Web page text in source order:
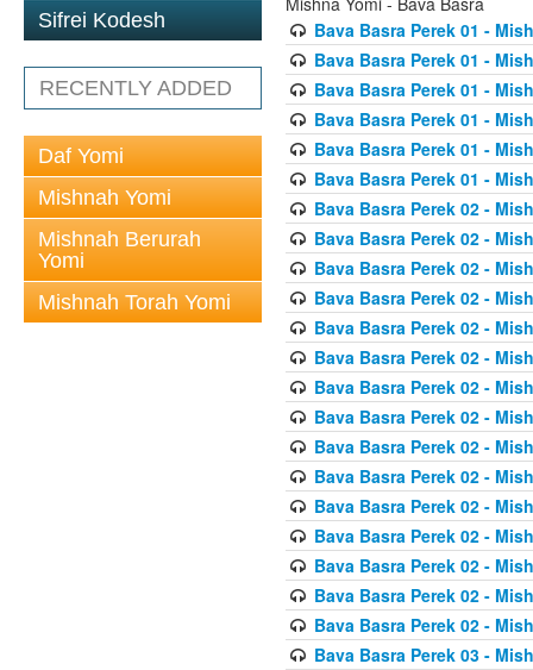
Sifrei Kodesh
RECENTLY ADDED
Daf Yomi
Mishnah Yomi
Mishnah Berurah
Yomi
Mishnah Torah Yomi
Bava Basra Perek 01 -
Bava Basra Perek 01 -
Bava Basra Perek 01 -
Bava Basra Perek 01 -
Bava Basra Perek 01 -
Bava Basra Perek 01 -
Bava Basra Perek 02 -
Bava Basra Perek 02 -
Bava Basra Perek 02 -
Bava Basra Perek 02 -
Bava Basra Perek 02 -
Bava Basra Perek 02 -
Bava Basra Perek 02 -
Bava Basra Perek 02 -
Bava Basra Perek 02 -
Bava Basra Perek 02 -
Bava Basra Perek 02 -
Bava Basra Perek 02 -
Bava Basra Perek 02 -
Bava Basra Perek 02 -
Bava Basra Perek 02 -
Bava Basra Perek 03 -